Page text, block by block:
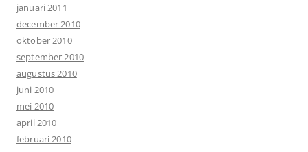
januari 2011
december 2010
oktober 2010
september 2010
augustus 2010
juni 2010
mei 2010
april 2010
februari 2010